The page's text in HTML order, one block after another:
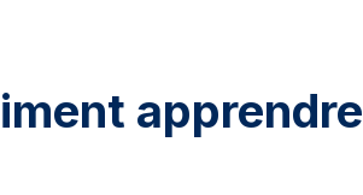
apprendre